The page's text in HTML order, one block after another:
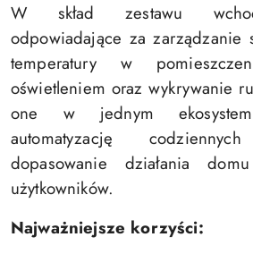
W skład zestawu
odpowiadające za zarządzanie
temperatury w
oświetleniem oraz wykrywanie
one w jednym
automatyzację
dopasowanie działania
użytkowników.
Najważniejsze korzyści: